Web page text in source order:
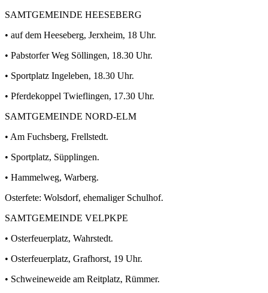
SAMTGEMEINDE HEESEBERG
• auf dem Heeseberg, Jerxheim, 18 Uhr.
• Pabstorfer Weg Söllingen, 18.30 Uhr.
• Sportplatz Ingeleben, 18.30 Uhr.
• Pferdekoppel Twieflingen, 17.30 Uhr.
SAMTGEMEINDE NORD-ELM
• Am Fuchsberg, Frellstedt.
• Sportplatz, Süpplingen.
• Hammelweg, Warberg.
Osterfete: Wolsdorf, ehemaliger Schulhof.
SAMTGEMEINDE VELPKPE
• Osterfeuerplatz, Wahrstedt.
• Osterfeuerplatz, Grafhorst, 19 Uhr.
• Schweineweide am Reitplatz, Rümmer.